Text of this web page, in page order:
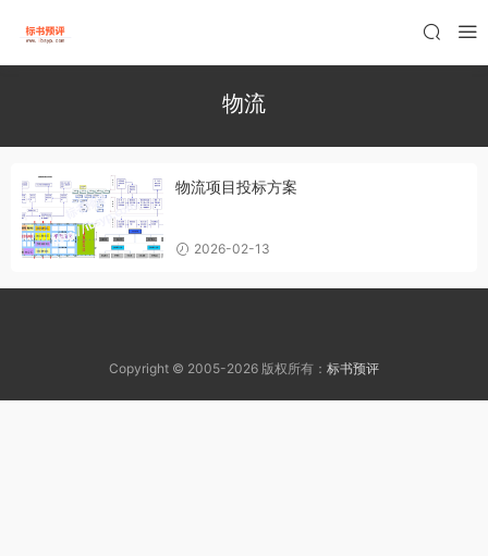
物流
物流项目投标方案
2026-02-13
Copyright © 2005-2026 版权所有： 标书预评